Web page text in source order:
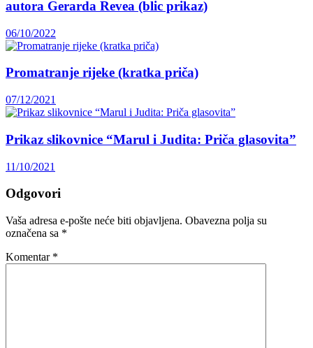
autora Gerarda Revea (blic prikaz)
06/10/2022
Promatranje rijeke (kratka priča)
07/12/2021
Prikaz slikovnice “Marul i Judita: Priča glasovita”
11/10/2021
Odgovori
Vaša adresa e-pošte neće biti objavljena. Obavezna polja su
označena sa *
Komentar *